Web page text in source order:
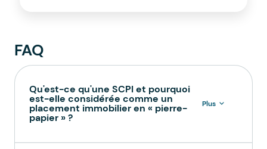
FAQ
Qu'est-ce qu'une SCPI et pourquoi
est-elle considérée comme un
placement immobilier en « pierre-
papier » ?
Plus